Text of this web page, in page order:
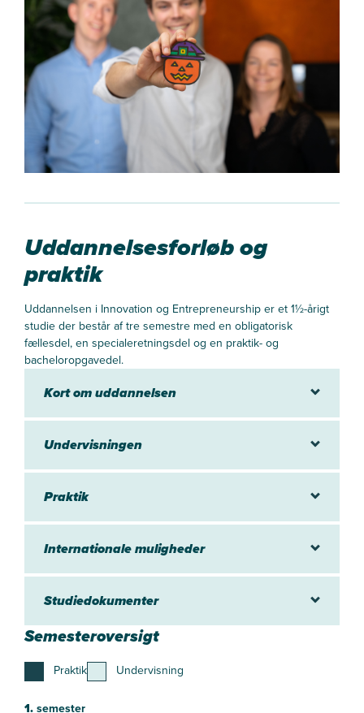
Uddannelsesforløb og
praktik
Uddannelsen i Innovation og Entrepreneurship er et 1½-årigt
studie der består af tre semestre med en obligatorisk
fællesdel, en specialeretningsdel og en praktik- og
bacheloropgavedel.
Kort om uddannelsen
Undervisningen
Praktik
Internationale muligheder
Studiedokumenter
Semesteroversigt
Praktik Undervisning
1.semester